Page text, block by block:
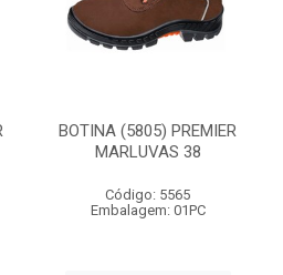
BOTINA (5805) PREMIER
MARLUVAS 38
Código: 5565
Embalagem: 01PC